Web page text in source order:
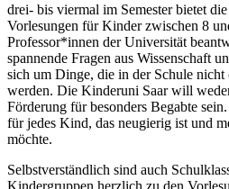
drei- bis viermal im Semester bietet
Vorlesungen für Kinder zwischen 8
Professor*innen der Universität
spannende Fragen aus Wissenschaft
sich um Dinge, die in der Schule nicht
werden. Die Kinderuni Saar will
Förderung für besonders Begabte
für jedes Kind, das neugierig ist und
möchte.
Selbstverständlich sind auch
Kindergruppen herzlich zu den